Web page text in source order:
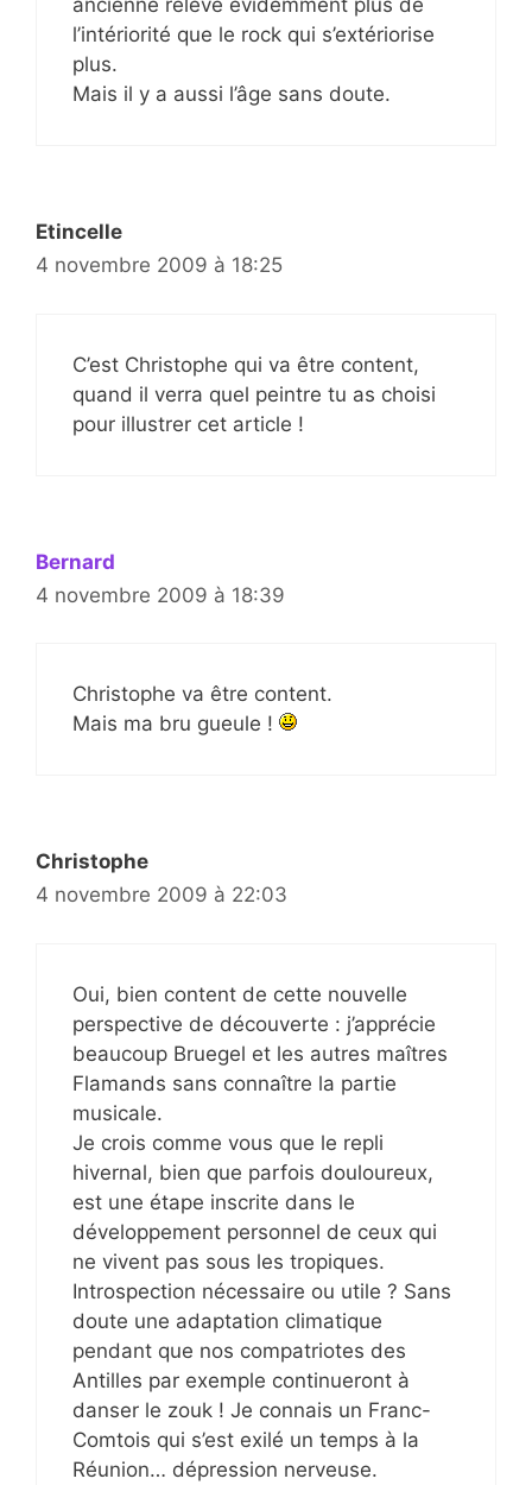
ancienne relève évidemment plus de
l’intériorité que le rock qui s’extériorise
plus.
Mais il y a aussi l’âge sans doute.
Etincelle
4 novembre 2009 à 18:25
C’est Christophe qui va être content,
quand il verra quel peintre tu as choisi
pour illustrer cet article !
Bernard
4 novembre 2009 à 18:39
Christophe va être content.
Mais ma bru gueule !
Christophe
4 novembre 2009 à 22:03
Oui, bien content de cette nouvelle
perspective de découverte : j’apprécie
beaucoup Bruegel et les autres maîtres
Flamands sans connaître la partie
musicale.
Je crois comme vous que le repli
hivernal, bien que parfois douloureux,
est une étape inscrite dans le
développement personnel de ceux qui
ne vivent pas sous les tropiques.
Introspection nécessaire ou utile ? Sans
doute une adaptation climatique
pendant que nos compatriotes des
Antilles par exemple continueront à
danser le zouk ! Je connais un Franc-
Comtois qui s’est exilé un temps à la
Réunion… dépression nerveuse.